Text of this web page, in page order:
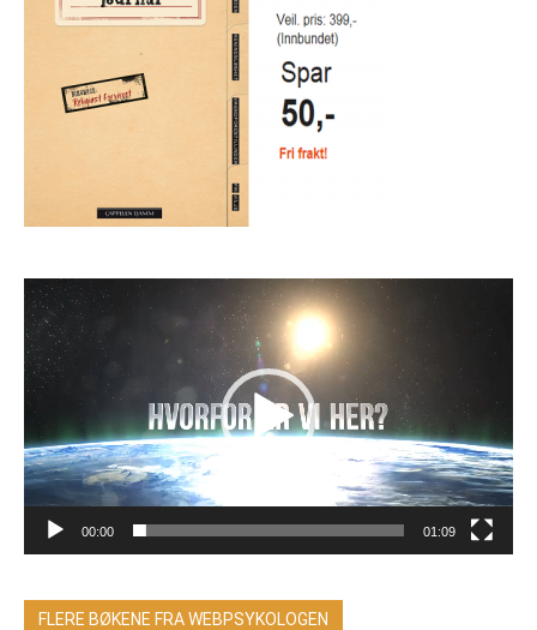
Videoavspiller
00:00 01:09
FLERE BØKENE FRA WEBPSYKOLOGEN